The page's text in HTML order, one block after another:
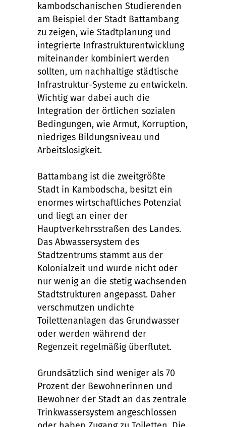
kambodschanischen Studierenden
am Beispiel der Stadt Battambang
zu zeigen, wie Stadtplanung und
integrierte Infrastrukturentwicklung
miteinander kombiniert werden
sollten, um nachhaltige städtische
Infrastruktur-Systeme zu entwickeln.
Wichtig war dabei auch die
Integration der örtlichen sozialen
Bedingungen, wie Armut, Korruption,
niedriges Bildungsniveau und
Arbeitslosigkeit.
Battambang ist die zweitgrößte
Stadt in Kambodscha, besitzt ein
enormes wirtschaftliches Potenzial
und liegt an einer der
Hauptverkehrsstraßen des Landes.
Das Abwassersystem des
Stadtzentrums stammt aus der
Kolonialzeit und wurde nicht oder
nur wenig an die stetig wachsenden
Stadtstrukturen angepasst. Daher
verschmutzen undichte
Toilettenanlagen das Grundwasser
oder werden während der
Regenzeit regelmäßig überflutet.
Grundsätzlich sind weniger als 70
Prozent der Bewohnerinnen und
Bewohner der Stadt an das zentrale
Trinkwassersystem angeschlossen